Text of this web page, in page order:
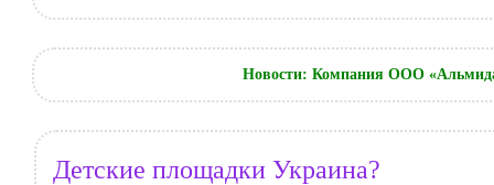
Новости: Компания ООО
Детские площадки Украина?